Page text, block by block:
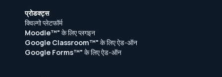
प्रोडक्ट्स
क्विल्गो प्लेटफॉर्म
Moodle™" के लिए प्लगइन
Google Classroom™" के लिए ऐड-ऑन
Google Forms™" के लिए ऐड-ऑन